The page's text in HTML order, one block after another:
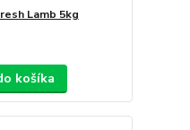
Lamb 5kg
košíka